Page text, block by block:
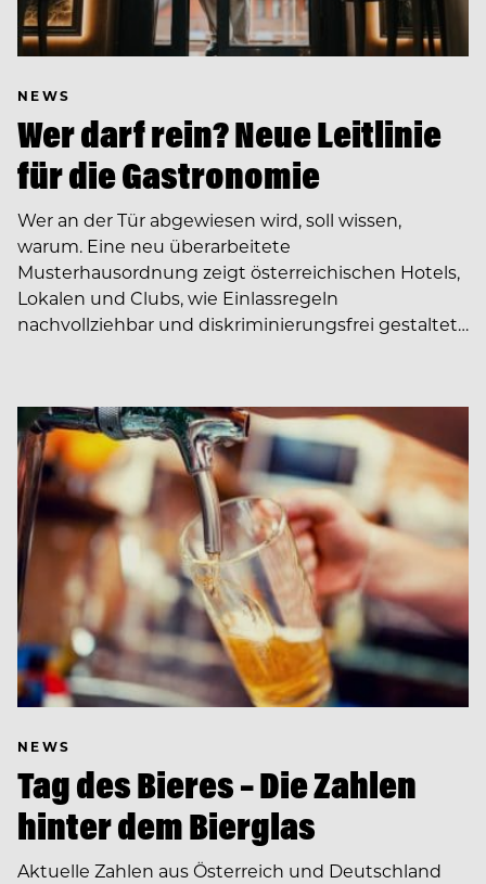
NEWS
Wer darf rein? Neue Leitlinie
für die Gastronomie
Wer an der Tür abgewiesen wird, soll wissen,
warum. Eine neu überarbeitete
Musterhausordnung zeigt österreichischen Hotels,
Lokalen und Clubs, wie Einlassregeln
nachvollziehbar und diskriminierungsfrei gestaltet…
NEWS
Tag des Bieres – Die Zahlen
hinter dem Bierglas
Aktuelle Zahlen aus Österreich und Deutschland